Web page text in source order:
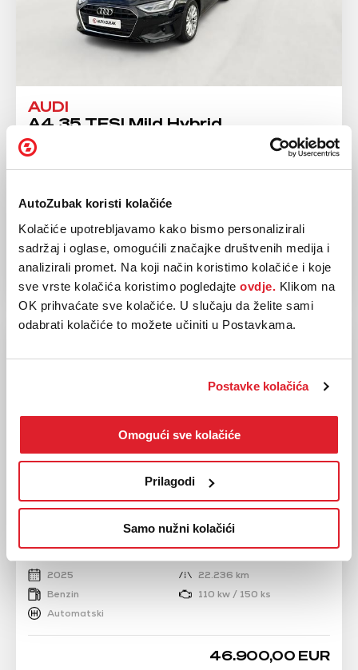
AutoZubak koristi kolačiće
Kolačiće upotrebljavamo kako bismo personalizirali
sadržaj i oglase, omogućili značajke društvenih medija i
analizirali promet. Na koji način koristimo kolačiće i koje
sve vrste kolačića koristimo pogledajte ovdje. Klikom na
OK prihvaćate sve kolačiće. U slučaju da želite sami
odabrati kolačiće to možete učiniti u Postavkama.
Postavke kolačića
Omogući sve kolačiće
Prilagodi
Samo nužni kolačići
AUDI
A4 35 TFSI Mild Hybrid
2024
53.658 km
Automatski
34.900,00 EUR
AUDI
A5 2.0 TFSI
2025
22.236 km
Benzin
110 kw / 150 ks
Automatski
46.900,00 EUR